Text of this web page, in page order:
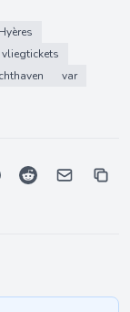
vliegtickets
var